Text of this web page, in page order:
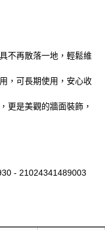
不再散落一地，輕鬆維
，可長期使用，安心收
更是美觀的牆面裝飾，
- 21024341489003